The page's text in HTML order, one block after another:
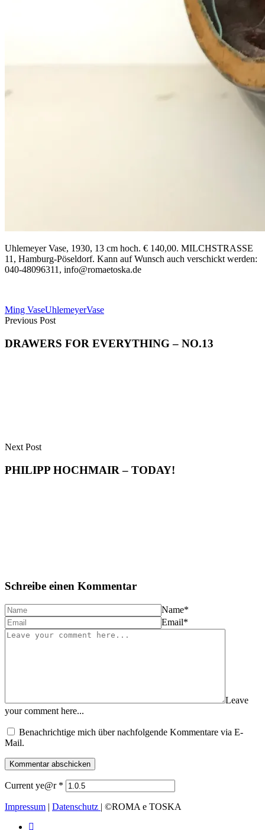
Uhlemeyer Vase, 1930, 13 cm hoch. € 140,00. MILCHSTRASSE
11, Hamburg-Pöseldorf. Kann auf Wunsch auch verschickt werden:
040-48096311, info@romaetoska.de
Ming VaseUhlemeyerVase
Previous Post
DRAWERS FOR EVERYTHING – NO.13
Next Post
PHILIPP HOCHMAIR – TODAY!
Schreibe einen Kommentar
Name*
Email*
Leave
your comment here...
Benachrichtige mich über nachfolgende Kommentare via E-
Mail.
Current ye@r *
Impressum | Datenschutz | ©ROMA e TOSKA